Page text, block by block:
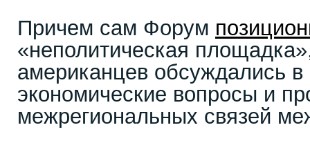
Причем сам Форум
«неполитическая
американцев обсуждались
экономические вопросы и
межрегиональных связей